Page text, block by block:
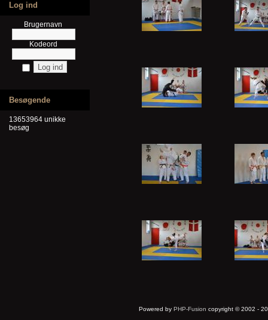
Log ind
Brugernavn
Kodeord
Besøgende
13653964 unikke
besøg
Powered by PHP-Fusion copyright © 2002 -